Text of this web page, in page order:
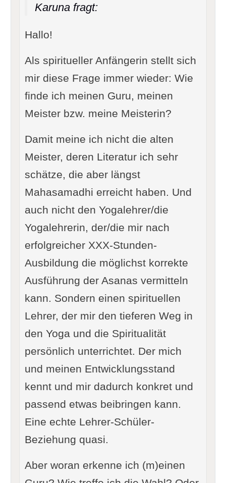
Karuna fragt:
Hallo!
Als spiritueller Anfängerin stellt sich
mir diese Frage immer wieder: Wie
finde ich meinen Guru, meinen
Meister bzw. meine Meisterin?
Damit meine ich nicht die alten
Meister, deren Literatur ich sehr
schätze, die aber längst
Mahasamadhi erreicht haben. Und
auch nicht den Yogalehrer/die
Yogalehrerin, der/die mir nach
erfolgreicher XXX-Stunden-
Ausbildung die möglichst korrekte
Ausführung der Asanas vermitteln
kann. Sondern einen spirituellen
Lehrer, der mir den tieferen Weg in
den Yoga und die Spiritualität
persönlich unterrichtet. Der mich
und meinen Entwicklungsstand
kennt und mir dadurch konkret und
passend etwas beibringen kann.
Eine echte Lehrer-Schüler-
Beziehung quasi.
Aber woran erkenne ich (m)einen